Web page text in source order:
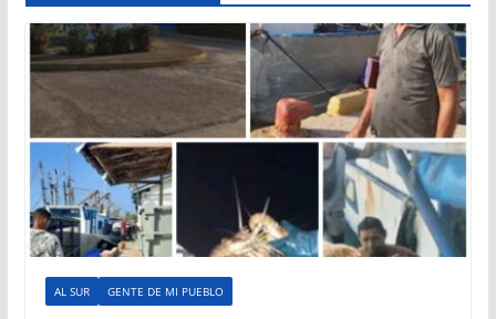
AL SUR GENTE DE MI PUEBLO